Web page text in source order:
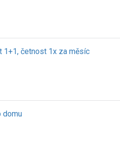
1+1, četnost 1x za měsíc
domu